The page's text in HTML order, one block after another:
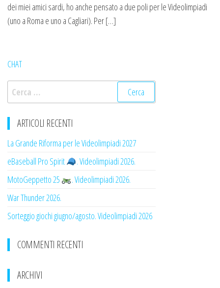
dei miei amici sardi, ho anche pensato a due poli per le Videolimpiadi
(uno a Roma e uno a Cagliari). Per […]
CHAT
Ricerca
per:
ARTICOLI RECENTI
La Grande Riforma per le Videolimpiadi 2027
eBaseball Pro Spirit
. Videolimpiadi 2026.
MotoGeppetto 25
. Videolimpiadi 2026.
War Thunder 2026.
Sorteggio giochi giugno/agosto. Videolimpiadi 2026
COMMENTI RECENTI
ARCHIVI